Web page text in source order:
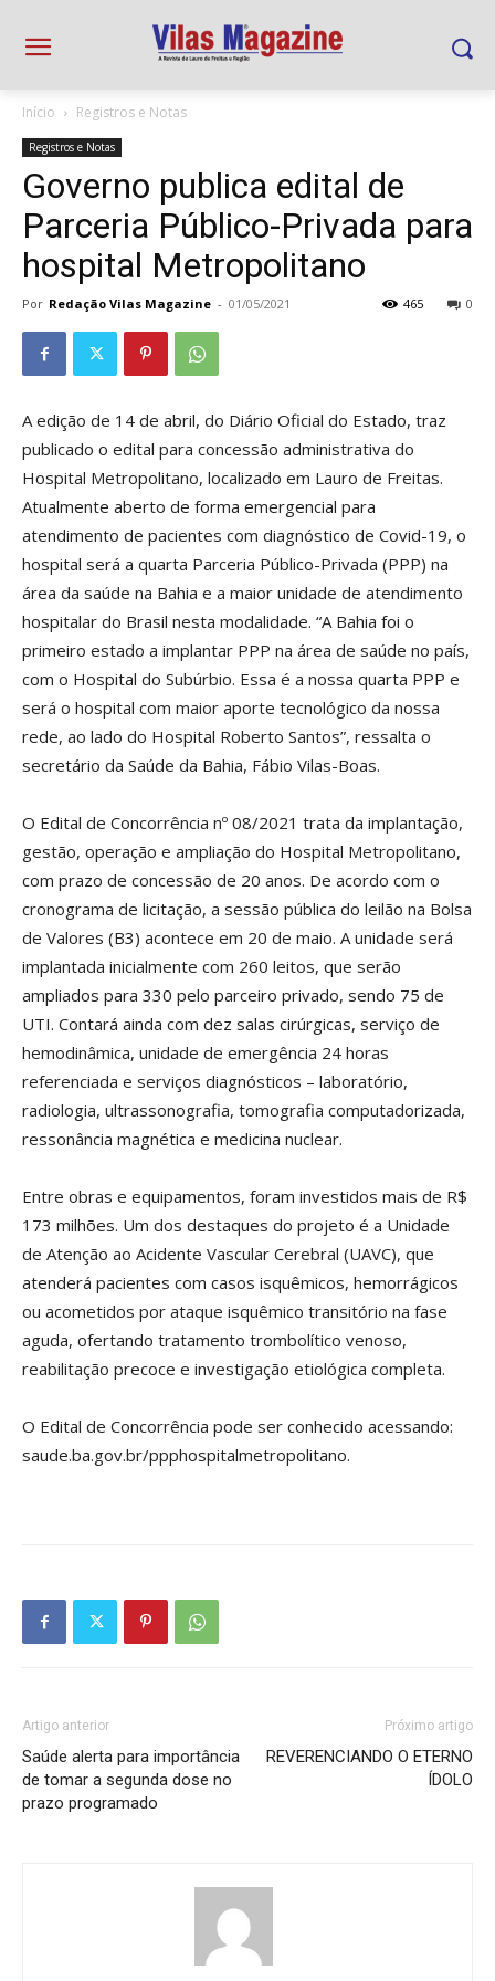
Início Registros e Notas
Registros e Notas
Governo publica edital de
Parceria Público-Privada para
hospital Metropolitano
Por Redação Vilas Magazine - 01/05/2021 0
465
A edição de 14 de abril, do Diário Oficial do Estado, traz
publicado o edital para concessão administrativa do
Hospital Metropolitano, localizado em Lauro de Freitas.
Atualmente aberto de forma emergencial para
atendimento de pacientes com diagnóstico de Covid-19, o
hospital será a quarta Parceria Público-Privada (PPP) na
área da saúde na Bahia e a maior unidade de atendimento
hospitalar do Brasil nesta modalidade. “A Bahia foi o
primeiro estado a implantar PPP na área de saúde no país,
com o Hospital do Subúrbio. Essa é a nossa quarta PPP e
será o hospital com maior aporte tecnológico da nossa
rede, ao lado do Hospital Roberto Santos”, ressalta o
secretário da Saúde da Bahia, Fábio Vilas-Boas.
O Edital de Concorrência nº 08/2021 trata da implantação,
gestão, operação e ampliação do Hospital Metropolitano,
com prazo de concessão de 20 anos. De acordo com o
cronograma de licitação, a sessão pública do leilão na Bolsa
de Valores (B3) acontece em 20 de maio. A unidade será
implantada inicialmente com 260 leitos, que serão
ampliados para 330 pelo parceiro privado, sendo 75 de
UTI. Contará ainda com dez salas cirúrgicas, serviço de
hemodinâmica, unidade de emergência 24 horas
referenciada e serviços diagnósticos – laboratório,
radiologia, ultrassonografia, tomografia computadorizada,
ressonância magnética e medicina nuclear.
Entre obras e equipamentos, foram investidos mais de R$
173 milhões. Um dos destaques do projeto é a Unidade
de Atenção ao Acidente Vascular Cerebral (UAVC), que
atenderá pacientes com casos isquêmicos, hemorrágicos
ou acometidos por ataque isquêmico transitório na fase
aguda, ofertando tratamento trombolítico venoso,
reabilitação precoce e investigação etiológica completa.
O Edital de Concorrência pode ser conhecido acessando:
saude.ba.gov.br/ppphospitalmetropolitano.
Artigo anterior
Saúde alerta para importância
de tomar a segunda dose no
prazo programado
Próximo artigo
REVERENCIANDO O ETERNO
ÍDOLO